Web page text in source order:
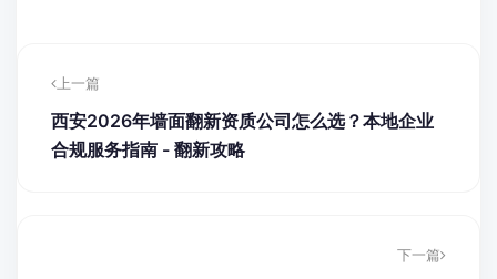
上一篇
西安2026年墙面翻新资质公司怎么选？本地企业
合规服务指南 - 翻新攻略
下一篇